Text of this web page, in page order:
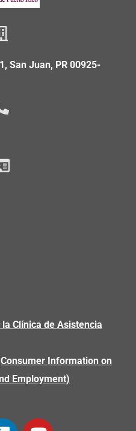
San Juan, PR 00925-
Clínica de Asistencia
Information on
Employment)